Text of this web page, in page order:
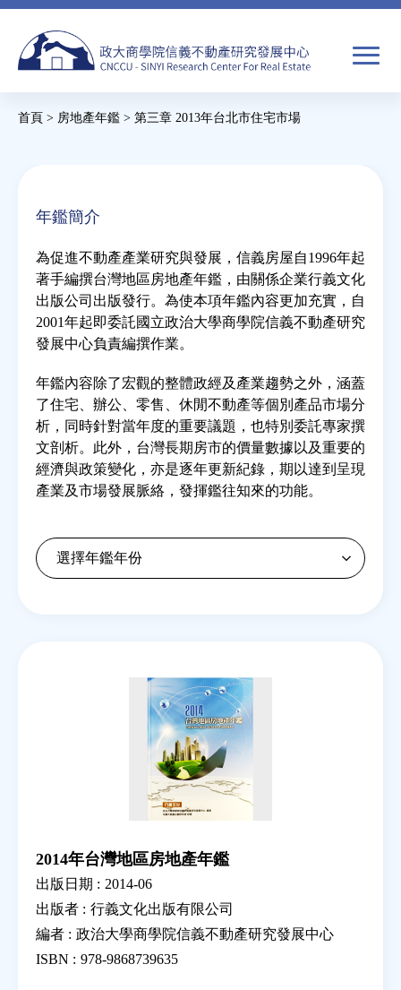
Jump
navigation
表
搜
焦點新聞
教育推廣
房市分析
研究獎勵
房地產年鑑
電子報
這
首頁 > 房地產年鑑 > 第三章 2013年台北市住宅市場
年鑑簡介
為促進不動產產業研究與發展，信義房屋自1996年起
著手編撰台灣地區房地產年鑑，由關係企業行義文化
出版公司出版發行。為使本項年鑑內容更加充實，自
2001年起即委託國立政治大學商學院信義不動產研究
發展中心負責編撰作業。
年鑑內容除了宏觀的整體政經及產業趨勢之外，涵蓋
了住宅、辦公、零售、休閒不動產等個別產品市場分
析，同時針對當年度的重要議題，也特別委託專家撰
文剖析。此外，台灣長期房市的價量數據以及重要的
經濟與政策變化，亦是逐年更新紀錄，期以達到呈現
產業及市場發展脈絡，發揮鑑往知來的功能。
2014年台灣地區房地產年鑑
出版日期 : 2014-06
出版者 : 行義文化出版有限公司
編者 : 政治大學商學院信義不動產研究發展中心
ISBN : 978-9868739635